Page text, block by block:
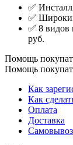
✅
✅
✅ 8 видов
руб.
Помощь
Помощь
Как
Как
Оплата
Доставка
Самовывоз